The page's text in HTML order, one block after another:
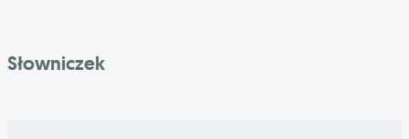
Słowniczek